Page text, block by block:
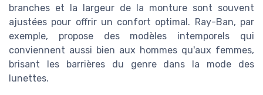
branches et la largeur de la monture sont souvent
ajustées pour offrir un confort optimal. Ray-Ban, par
exemple, propose des modèles intemporels qui
conviennent aussi bien aux hommes qu'aux femmes,
brisant les barrières du genre dans la mode des
lunettes.